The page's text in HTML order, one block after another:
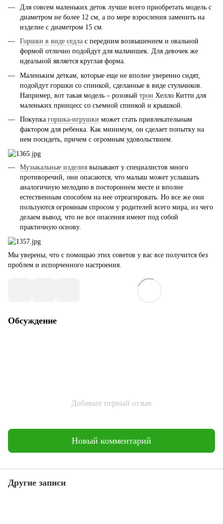
Для совсем маленьких деток лучше всего приобретать модель с
диаметром не более 12 см, а по мере взросления заменить на
изделие с диаметром 15 см.
Горшки в виде седла с передним возвышением и овальной
формой отлично подойдут для мальчишек. Для девочек же
идеальной является круглая форма.
Маленьким деткам, которые еще не вполне уверенно сидят,
подойдут горшки со спинкой, сделанные в виде стульчиков.
Например, вот такая модель – розовый трон Хелло Китти для
маленьких принцесс со съемной спинкой и крышкой.
Покупка горшка-игрушки может стать привлекательным
фактором для ребенка. Как минимум, он сделает попытку на
нем посидеть, причем с огромным удовольствием.
Музыкальные изделия вызывают у специалистов много
противоречий, они опасаются, что малыш может услышать
аналогичную мелодию в постороннем месте и вполне
естественным способом на нее отреагировать. Но все же они
пользуются огромным спросом у родителей всего мира, из чего
делаем вывод, что не все опасения имеют под собой
практичную основу.
Мы уверены, что с помощью этих советов у вас все получится без
проблем и испорченного настроения.
Обсуждение
Добавьте первый отзыв
Новый комментарий
Другие записи